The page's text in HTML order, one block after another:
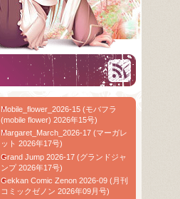
Mobile_flower_2026-15 (モバフラ
(mobile flower) 2026年15号)
Margaret_March_2026-17 (マーガレ
ット 2026年17号)
Grand Jump 2026-17 (グランドジャ
ンプ 2026年17号)
Gekkan Comic Zenon 2026-09 (月刊
コミックゼノン 2026年09月号)